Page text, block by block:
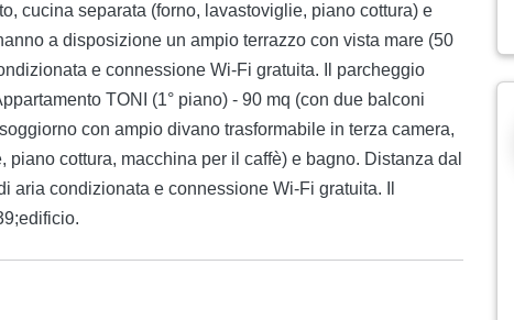
cucina separata (forno, lavastoviglie, piano cottura) e
a disposizione un ampio terrazzo con vista mare (50
e connessione Wi-Fi gratuita. Il parcheggio
TONI (1° piano) - 90 mq (con due balconi
con ampio divano trasformabile in terza camera,
cottura, macchina per il caffè) e bagno. Distanza dal
aria condizionata e connessione Wi-Fi gratuita. Il